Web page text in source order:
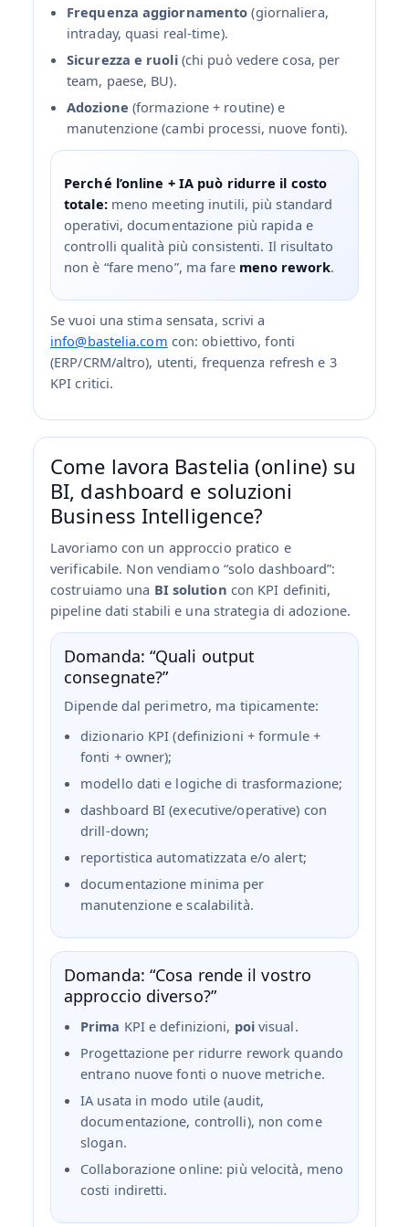
Frequenza aggiornamento (giornaliera,
intraday, quasi real‑time).
Sicurezza e ruoli(chi può vedere cosa, per
team, paese, BU).
Adozione (formazione + routine) e
manutenzione (cambi processi, nuove fonti).
Perché l’online + IA può ridurre il costo
totale:meno meeting inutili, più standard
operativi, documentazione più rapida e
controlli qualità più consistenti. Il risultato
non è “fare meno”, ma fare meno rework.
Se vuoi una stima sensata, scrivi a
info@bastelia.com con: obiettivo, fonti
(ERP/CRM/altro), utenti, frequenza refresh e 3
KPI critici.
Come lavora Bastelia (online) su
BI, dashboard e soluzioni
Business Intelligence?
Lavoriamo con un approccio pratico e
verificabile. Non vendiamo “solo dashboard”:
costruiamo una BI solution con KPI definiti,
pipeline dati stabili e una strategia di adozione.
Domanda: “Quali output
consegnate?”
Dipende dal perimetro, ma tipicamente:
dizionario KPI (definizioni + formule +
fonti + owner);
modello dati e logiche di trasformazione;
dashboard BI (executive/operative) con
drill‑down;
reportistica automatizzata e/o alert;
documentazione minima per
manutenzione e scalabilità.
Domanda: “Cosa rende il vostro
approccio diverso?”
Prima KPI e definizioni, poivisual.
Progettazione per ridurre rework quando
entrano nuove fonti o nuove metriche.
IA usata in modo utile (audit,
documentazione, controlli), non come
slogan.
Collaborazione online: più velocità, meno
costi indiretti.